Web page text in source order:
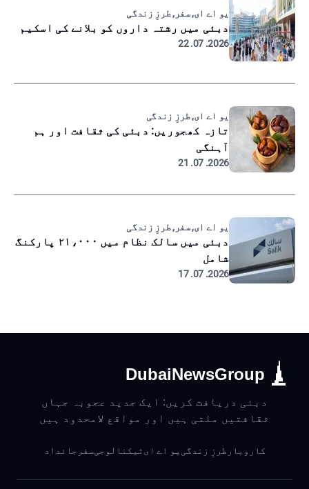
یو اے ای, سفر, طرزِ زندگی
دبئی میں رشتہ داروں کو بلانے کی اسکیم
2026. 07. 22
یو اے ای, طرزِ زندگی
تازہ کھجوریں: دبئی کی ثقافت اور ہم
آہنگی
2026. 07. 21
یو اے ای, سفر, طرزِ زندگی
دبئی میں سالک نظام میں ۲۱،۰۰۰ پارکنگ
شامل
2026. 07. 17
DubaiNewsGroup
دبئی دریافت کریں: ایک جدید عجوبہ جہاں
ثقافتیں ملتی ہیں اور مواقع لامحدود ہیں
کاروبار طرزِ زندگی یو اے ایٹیکنالوجیسفر جائداد